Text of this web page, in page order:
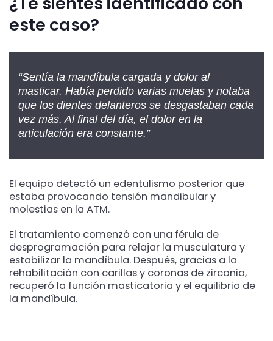
este caso?
“Sentía la mandíbula cargada y dolor al
masticar. Había perdido varias muelas y notaba
que los dientes delanteros se desgastaban cada
vez más. Al final del día, el dolor en la
articulación era constante.”
El equipo detectó un edentulismo posterior que
estaba provocando tensión mandibular y
molestias en la ATM.
El tratamiento comenzó con una férula de
desprogramación para relajar la musculatura y
estabilizar la mandíbula. Después, gracias a la
rehabilitación con carillas y coronas de zirconio,
recuperó la función masticatoria y el equilibrio de
la mandíbula.